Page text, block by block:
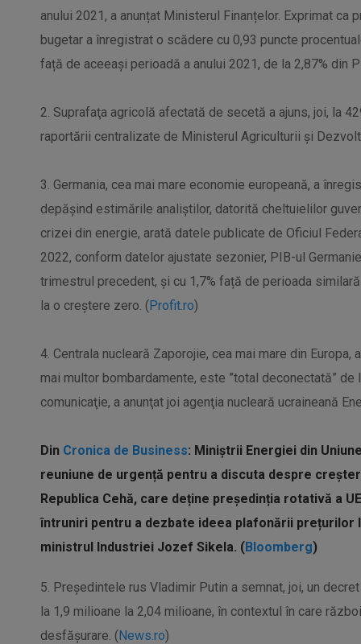
anului 2021, a anunțat Ministerul Finanțelor. Exprimat ca
bugetar a înregistrat o scădere cu 0,93 puncte
față de aceeași perioadă a anului 2021, de la 2,87% din
2. Suprafaţa agricolă afectată de secetă a ajuns, joi, la
raportării centralizate de Ministerul Agriculturii şi
3. Germania, cea mai mare economie europeană, a
depășind estimările analiștilor, datorită cheltuielilor
crizei din energie, arată datele publicate de Oficiul
2022, conform datelor ajustate sezonier, PIB-ul
trimestrul precedent, și cu 1,7% față de perioada
la o creștere zero. (Profit.ro)
4. Centrala nucleară Zaporojie, cea mai mare din
mai multor bombardamente, este ”total deconectată”
comunicaţie, a anunţat joi agenţia nucleară ucraineană
Din Cronica de Business: Miniștrii Energiei din
reuniune de urgență pentru a discuta despre
Republica Cehă, care deține președinția rotativă a
întruniri pentru a dezbate ideea plafonării
ministrul Industriei Jozef Sikela. (Bloomberg)
5. Preşedintele rus Vladimir Putin a semnat, joi, un
la 1,9 milioane la 2,04 milioane, în contextul în care
desfăşurare. (News.ro)